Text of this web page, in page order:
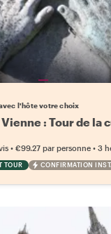
votre local favori
l'hôte votre choix
: Tour de la
• €99.27 par personne • 3
TOUR CONFIRMATION